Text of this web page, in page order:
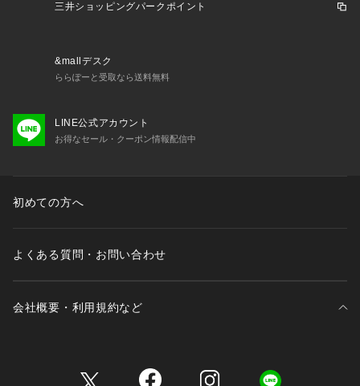
三井ショッピングパークポイント
&mallデスク
ららぽーと受取なら送料無料
LINE公式アカウント
お得なセール・クーポン情報配信中
初めての方へ
よくある質問・お問い合わせ
会社概要・利用規約など